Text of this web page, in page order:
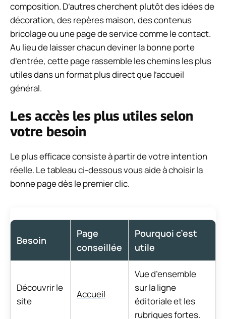
composition. D’autres cherchent plutôt des idées de
décoration, des repères maison, des contenus
bricolage ou une page de service comme le contact.
Au lieu de laisser chacun deviner la bonne porte
d’entrée, cette page rassemble les chemins les plus
utiles dans un format plus direct que l’accueil
général.
Les accès les plus utiles selon
votre besoin
Le plus efficace consiste à partir de votre intention
réelle. Le tableau ci-dessous vous aide à choisir la
bonne page dès le premier clic.
Besoin
Page
conseillée
Pourquoi c’est
utile
Découvrir le
site
Accueil
Vue d’ensemble
sur la ligne
éditoriale et les
rubriques fortes.